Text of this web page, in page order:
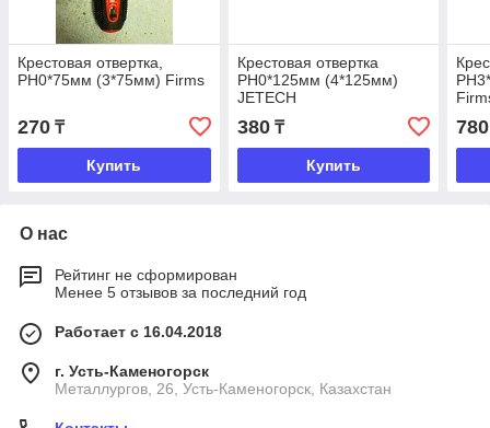
Крестовая отвертка,
PH0*75мм (3*75мм) Firms
270 ₸
Купить
Крестовая отвертка
PH0*125мм (4*125мм)
JETECH
380₸
Купить
780
О нас
Рейтинг не сформирован
Менее 5 отзывов за последний год
Работает с 16.04.2018
г. Усть-Каменогорск
Металлургов, 26, Усть-Каменогорск, Казахстан